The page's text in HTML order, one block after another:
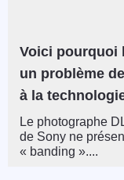
Voici pourquoi
un problème
à la
Le photographe
de Sony ne
« banding »....